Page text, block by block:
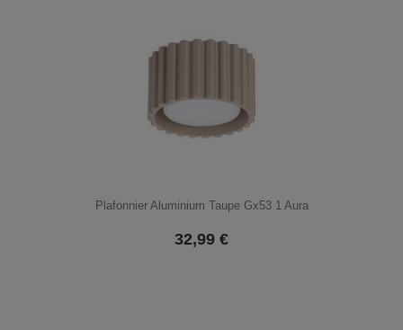
Plafonnier Aluminium Taupe Gx53 1 Aura
32,99 €